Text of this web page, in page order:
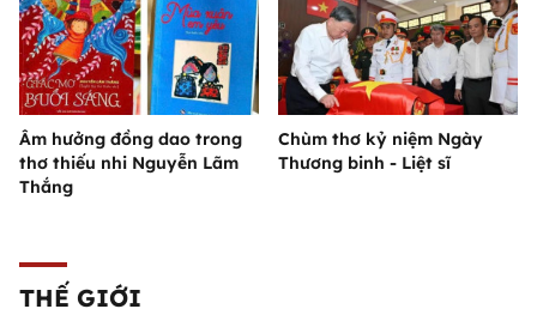
Âm hưởng đồng dao trong
thơ thiếu nhi Nguyễn Lãm
Thắng
Chùm thơ kỷ niệm Ngày
Thương binh - Liệt sĩ
THẾ GIỚI